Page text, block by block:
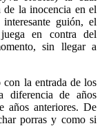
de la inocencia en el
guión, el
en contra del
sin llegar a
la entrada de los
diferencia de años
años anteriores. De
porras y como si